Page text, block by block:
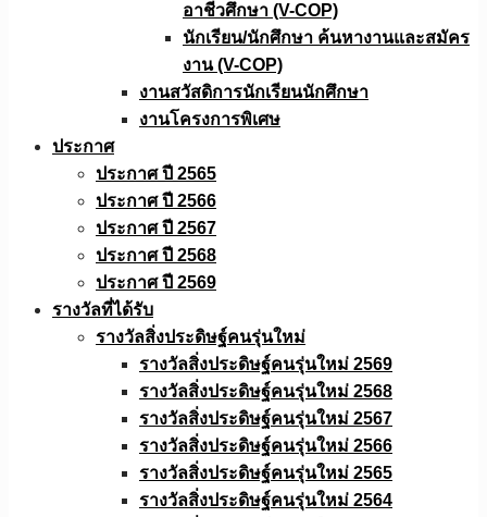
อาชีวศึกษา (V-COP)
นักเรียน/นักศึกษา ค้นหางานและสมัคร
งาน (V-COP)
งานสวัสดิการนักเรียนนักศึกษา
งานโครงการพิเศษ
ประกาศ
ประกาศ ปี 2565
ประกาศ ปี 2566
ประกาศ ปี 2567
ประกาศ ปี 2568
ประกาศ ปี 2569
รางวัลที่ได้รับ
รางวัลสิ่งประดิษฐ์คนรุ่นใหม่
รางวัลสิ่งประดิษฐ์คนรุ่นใหม่ 2569
รางวัลสิ่งประดิษฐ์คนรุ่นใหม่ 2568
รางวัลสิ่งประดิษฐ์คนรุ่นใหม่ 2567
รางวัลสิ่งประดิษฐ์คนรุ่นใหม่ 2566
รางวัลสิ่งประดิษฐ์คนรุ่นใหม่ 2565
รางวัลสิ่งประดิษฐ์คนรุ่นใหม่ 2564